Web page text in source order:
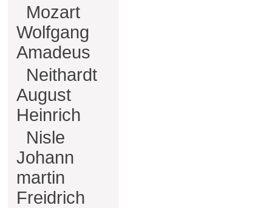
Mozart
Wolfgang
Amadeus
Neithardt
August
Heinrich
Nisle
Johann
martin
Freidrich